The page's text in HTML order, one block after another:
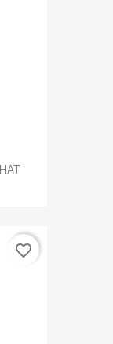
favorite_border